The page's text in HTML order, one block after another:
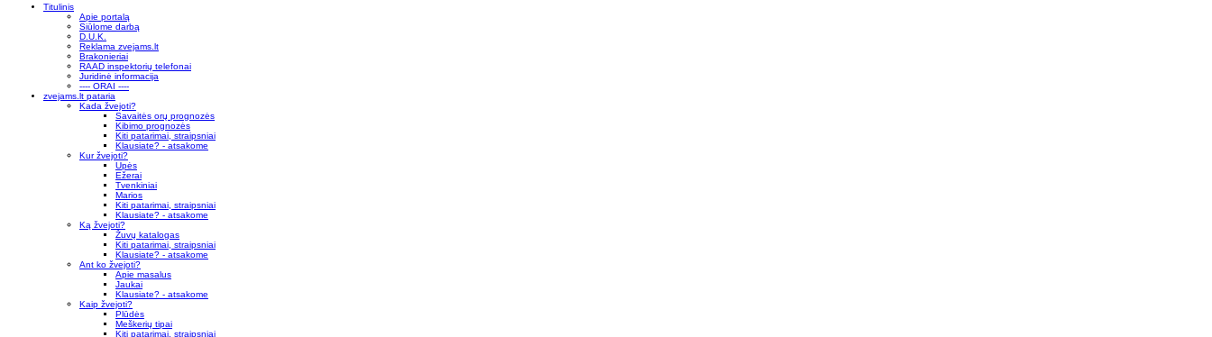
Titulinis
Apie portalą
Siūlome darbą
D.U.K.
Reklama zvejams.lt
Brakonieriai
RAAD inspektorių telefonai
Juridinė informacija
---- ORAI ----
zvejams.lt pataria
Kada žvejoti?
Savaitės orų prognozės
Kibimo prognozės
Kiti patarimai, straipsniai
Klausiate? - atsakome
Kur žvejoti?
Upės
Ežerai
Tvenkiniai
Marios
Kiti patarimai, straipsniai
Klausiate? - atsakome
Ką žvejoti?
Žuvų katalogas
Kiti patarimai, straipsniai
Klausiate? - atsakome
Ant ko žvejoti?
Apie masalus
Jaukai
Klausiate? - atsakome
Kaip žvejoti?
Plūdės
Meškerių tipai
Kiti patarimai, straipsniai